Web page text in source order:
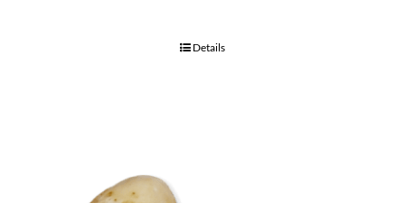
Details